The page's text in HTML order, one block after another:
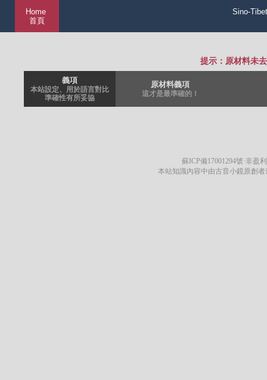
Home
首頁
Sino-
提示：原材料未
義項
本站設定、用於語言對比
準確性有所妥協
原材料義項
這才是最準確的！
蘇ICP備17001294號·非盈
本站知識內容中由古音小鏡原創